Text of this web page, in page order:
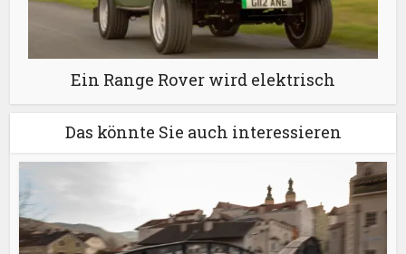
Ein Range Rover wird elektrisch
Das könnte Sie auch interessieren